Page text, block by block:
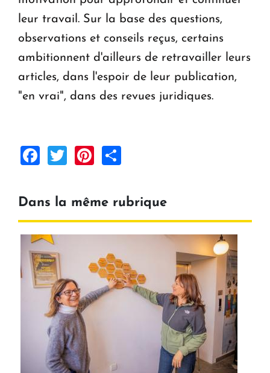
leur travail. Sur la base des questions,
observations et conseils reçus, certains
ambitionnent d'ailleurs de retravailler leurs
articles, dans l'espoir de leur publication,
"en vrai", dans des revues juridiques.
Facebook
TwitterPinterest
Dans la même rubrique